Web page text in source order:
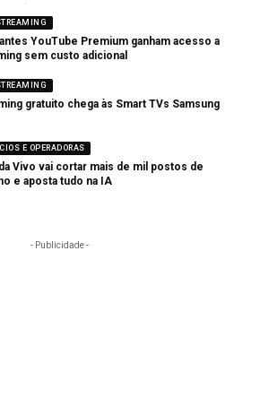
YouTube Premium ganham acesso a
sem custo adicional
gratuito chega às Smart TVs Samsung
E OPERADORAS
Vivo vai cortar mais de mil postos de
e aposta tudo na IA
- Publicidade -